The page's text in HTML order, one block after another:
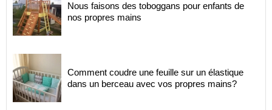
Nous faisons des toboggans pour enfants de
nos propres mains
Comment coudre une feuille sur un élastique
dans un berceau avec vos propres mains?